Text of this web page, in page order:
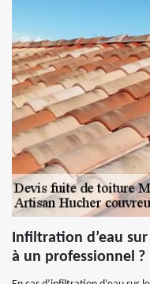
Infiltration d’eau
à un professionnel ?